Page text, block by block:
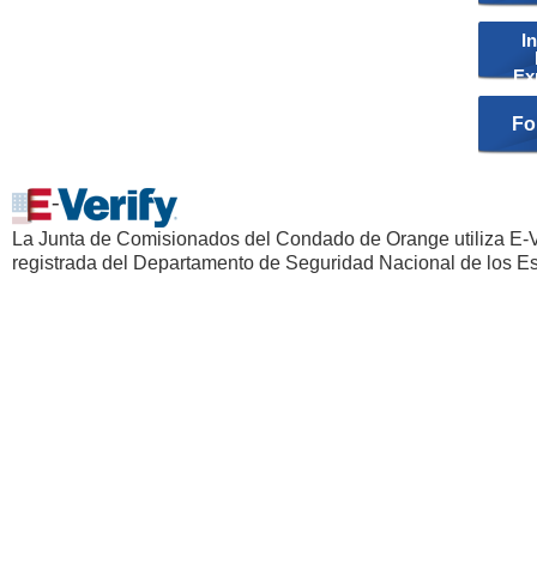
La Junta de Comisionados del Condado de Orange utiliza
registrada del Departamento de Seguridad Nacional de los